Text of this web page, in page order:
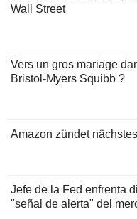
Wall Street
Vers un gros mariage
Bristol-Myers Squibb ?
Amazon zündet
Jefe de la Fed enfrenta
"señal de alerta" del